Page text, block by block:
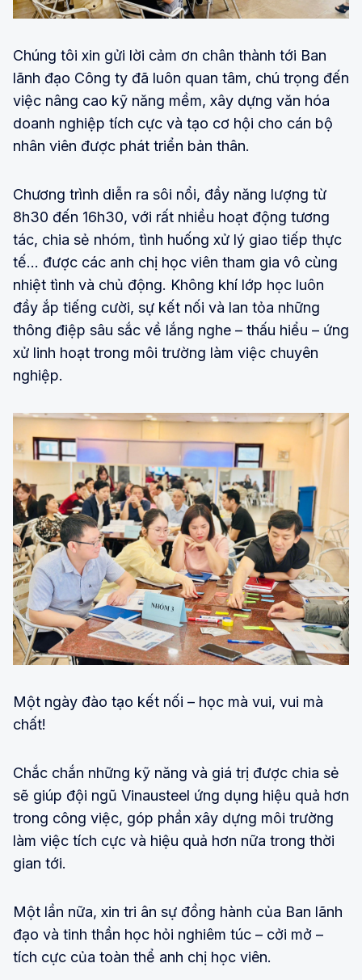
Chúng tôi xin gửi lời cảm ơn chân thành tới Ban
lãnh đạo Công ty đã luôn quan tâm, chú trọng đến
việc nâng cao kỹ năng mềm, xây dựng văn hóa
doanh nghiệp tích cực và tạo cơ hội cho cán bộ
nhân viên được phát triển bản thân.
Chương trình diễn ra sôi nổi, đầy năng lượng từ
8h30 đến 16h30, với rất nhiều hoạt động tương
tác, chia sẻ nhóm, tình huống xử lý giao tiếp thực
tế… được các anh chị học viên tham gia vô cùng
nhiệt tình và chủ động. Không khí lớp học luôn
đầy ắp tiếng cười, sự kết nối và lan tỏa những
thông điệp sâu sắc về lắng nghe – thấu hiểu – ứng
xử linh hoạt trong môi trường làm việc chuyên
nghiệp.
Một ngày đào tạo kết nối – học mà vui, vui mà
chất!
Chắc chắn những kỹ năng và giá trị được chia sẻ
sẽ giúp đội ngũ Vinausteel ứng dụng hiệu quả hơn
trong công việc, góp phần xây dựng môi trường
làm việc tích cực và hiệu quả hơn nữa trong thời
gian tới.
Một lần nữa, xin tri ân sự đồng hành của Ban lãnh
đạo và tinh thần học hỏi nghiêm túc – cởi mở –
tích cực của toàn thể anh chị học viên.